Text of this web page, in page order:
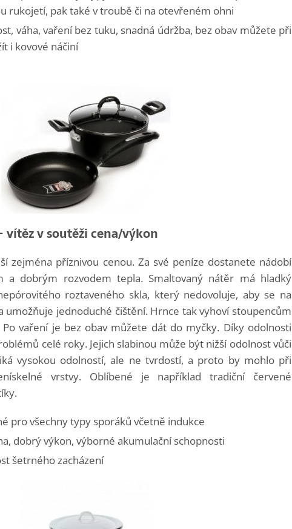
rukojetí, pak také v troubě či na otevřeném ohni
váha, vaření bez tuku, snadná údržba, bez obav můžete při
i kovové náčiní
vítěz v soutěži cena/výkon
zejména příznivou cenou. Za své peníze dostanete nádobí
a dobrým rozvodem tepla. Smaltovaný nátěr má hladký
roztaveného skla, který nedovoluje, aby se na
umožňuje jednoduché čištění. Hrnce tak vyhoví stoupencům
vaření je bez obav můžete dát do myčky. Díky odolnosti
celé roky. Jejich slabinou může být nižší odolnost vůči
vysokou odolností, ale ne tvrdostí, a proto by mohlo při
vrstvy. Oblíbené je například tradiční červené
pro všechny typy sporáků včetně indukce
dobrý výkon, výborné akumulační schopnosti
šetrného zacházení